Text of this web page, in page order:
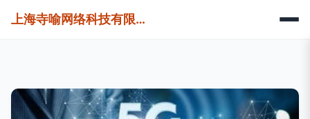
上海寺喻网络科技有限公司